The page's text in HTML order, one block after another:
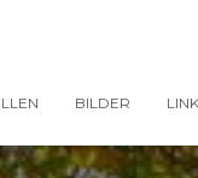
BILDER